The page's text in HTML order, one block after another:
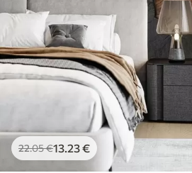
22.05€13 .23€